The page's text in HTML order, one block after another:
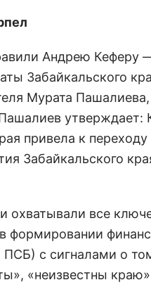
Андрею Кеферу
Забайкальского
Мурата
привела к
Забайкальского
охватывали все
формировании
с сигналами о
«неизвестны